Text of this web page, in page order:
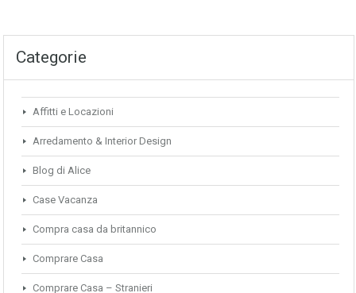
Categorie
Affitti e Locazioni
Arredamento & Interior Design
Blog di Alice
Case Vacanza
Compra casa da britannico
Comprare Casa
Comprare Casa – Stranieri